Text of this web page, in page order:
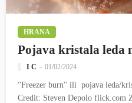
HRANA
Pojava kristala leda
I C 01/02/2024
''Freezer burn'' ili pojava leda/
Credit: Steven Depolo flick.com